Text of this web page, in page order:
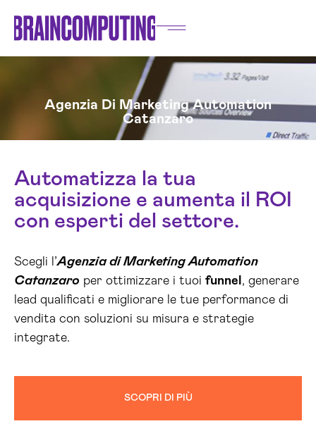
Agenzia Di Marketing Automation
Catanzaro
Automatizza la tua
acquisizione e aumenta il ROI
con esperti del settore.
Scegli l’Agenzia di Marketing Automation
Catanzaro per ottimizzare i tuoi funnel , generare
lead qualificati e migliorare le tue performance di
vendita con soluzioni su misura e strategie
integrate.
SCOPRI DI PIÙ